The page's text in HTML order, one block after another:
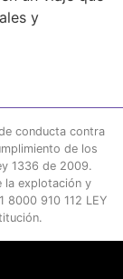
y
conducta contra
de los
1336 de 2009.
la explotación y
8000 910 112 LEY